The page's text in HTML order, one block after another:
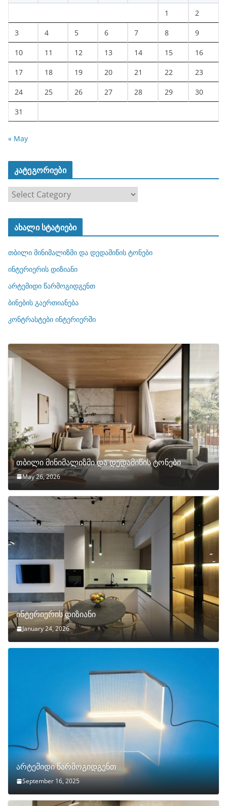
1 2
3 4 5 6 7 8 9
10 11 12 13 14 15 16
17 18 19 20 21 22 23
24 25 26 27 28 29 30
31
« May
კატეგორიები
ტ
ო
რ
ბ
ი
ახალი სტატიები
თბილი მინიმალიზმი და დედამიწის ტონები
ინტერიერის დიზიანი
არტემიდი წარმოგიდგენთ
ბინების გაერთიანება
კონტრასტები ინტერიერში
თბილი მინიმალიზმი და დედამიწის ტონები
May 26, 2026
ინტერიერის დიზიანი
January 24, 2026
არტემიდი წარმოგიდგენთ
September 16, 2025